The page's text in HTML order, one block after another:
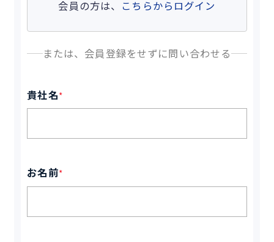
会員の方は、 こちらからログイン
または、会員登録をせずに問い合わせる
貴社名*
お名前*